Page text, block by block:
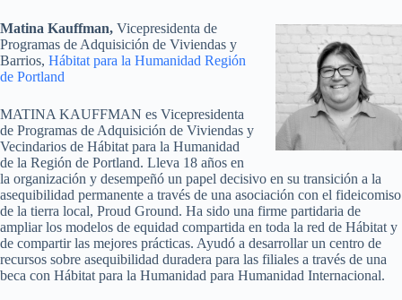
Matina Kauffman, Vicepresidenta de
Programas de Adquisición de Viviendas y
Barrios, Hábitat para la Humanidad Región
de Portland
MATINA KAUFFMAN es Vicepresidenta
de Programas de Adquisición de Viviendas y
Vecindarios de Hábitat para la Humanidad
de la Región de Portland. Lleva 18 años en
la organización y desempeñó un papel decisivo en su transición a la
asequibilidad permanente a través de una asociación con el fideicomiso
de la tierra local, Proud Ground. Ha sido una firme partidaria de
ampliar los modelos de equidad compartida en toda la red de Hábitat y
de compartir las mejores prácticas. Ayudó a desarrollar un centro de
recursos sobre asequibilidad duradera para las filiales a través de una
beca con Hábitat para la Humanidad para Humanidad Internacional.